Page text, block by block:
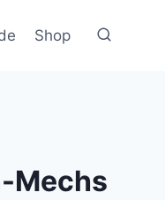
Shop
Mechs